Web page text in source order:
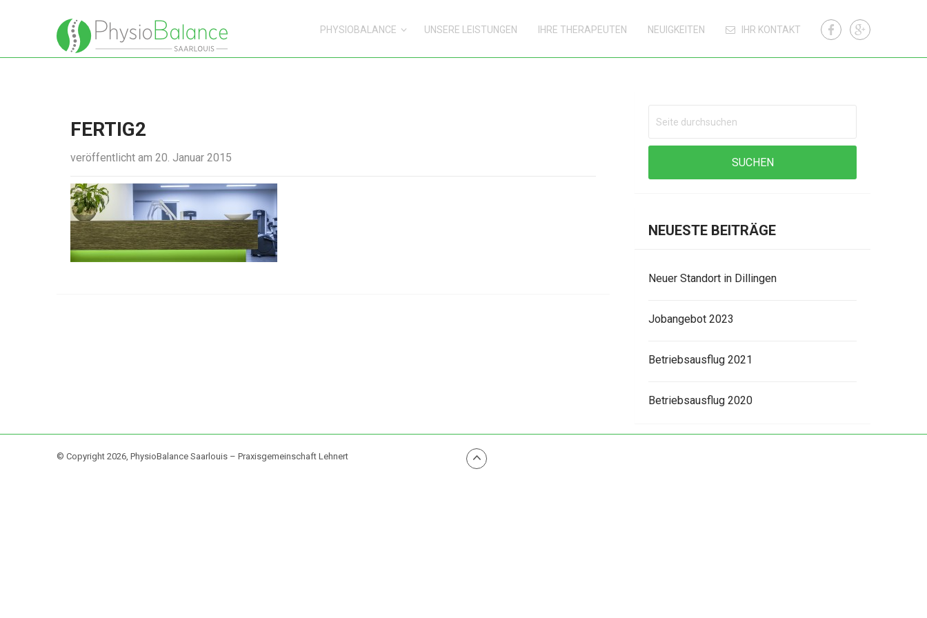
PHYSIOBALANCE UNSERE LEISTUNGEN IHRE THERAPEUTEN NEUIGKEITEN IHR KONTAKT
FERTIG2
veröffentlicht am 20. Januar 2015
NEUESTE BEITRÄGE
Neuer Standort in Dillingen
Jobangebot 2023
Betriebsausflug 2021
Betriebsausflug 2020
© Copyright 2026, PhysioBalance Saarlouis – Praxisgemeinschaft Lehnert